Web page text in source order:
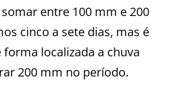
entre 100 mm e 200
cinco a sete dias, mas é
forma localizada a chuva
200 mm no período.